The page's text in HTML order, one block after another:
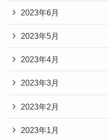
2023年6月
2023年5月
2023年4月
2023年3月
2023年2月
2023年1月